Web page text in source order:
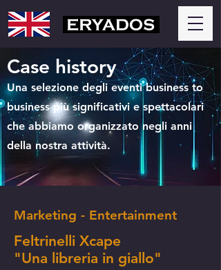
Case history
Una selezione degli eventi business to
business più significativi e spettacolari
che abbiamo organizzato negli anni
della nostra attività.
Marketing - Entertainment
Feltrinelli Xcape
"Una libreria in giallo"